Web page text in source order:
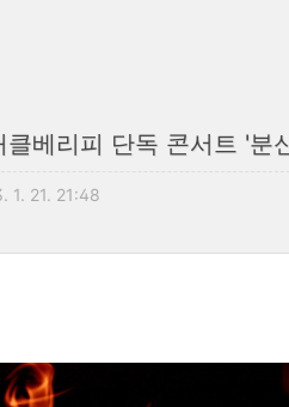
베리피 단독 콘서트 '분
1. 21. 21:48